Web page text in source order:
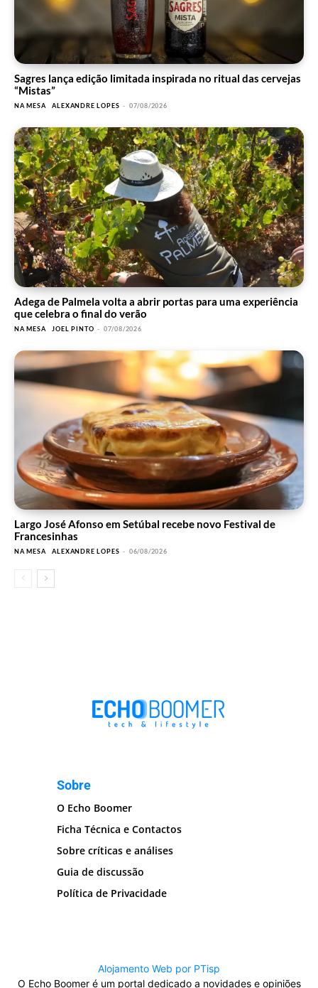
Sagres lança edição limitada inspirada no ritual das cervejas
“Mistas”
NA MESA ALEXANDRE LOPES - 07/08/2026
Adega de Palmela volta a abrir portas para uma experiência
que celebra o final do verão
NA MESA JOEL PINTO - 07/08/2026
Largo José Afonso em Setúbal recebe novo Festival de
Francesinhas
NA MESA ALEXANDRE LOPES - 06/08/2026
Sobre
O Echo Boomer
Ficha Técnica e Contactos
Sobre críticas e análises
Guia de discussão
Política de Privacidade
Alojamento Web por PTisp
O Echo Boomer é um portal dedicado a novidades e opiniões